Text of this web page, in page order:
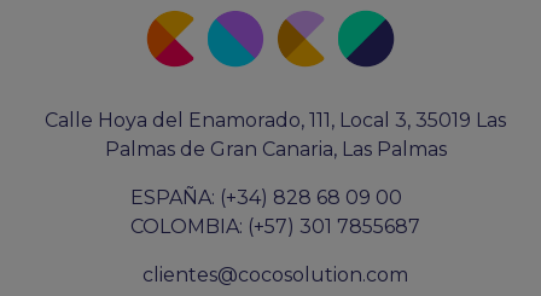
Calle Hoya del Enamorado, 111, Local 3, 35019 Las
Palmas de Gran Canaria, Las Palmas
ESPAÑA: (+34) 828 68 09 00
COLOMBIA: (+57) 301 7855687
clientes@cocosolution.com